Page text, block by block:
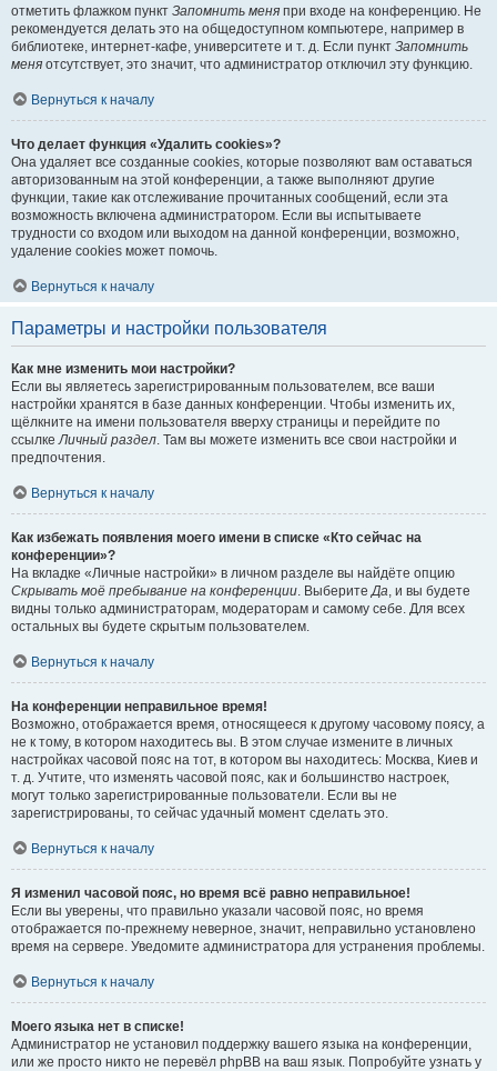
отметить флажком пункт Запомнить меня при входе на конференцию. Не
рекомендуется делать это на общедоступном компьютере, например в
библиотеке, интернет-кафе, университете и т. д. Если пункт Запомнить
меня отсутствует, это значит, что администратор отключил эту функцию.
Вернуться к началу
Что делает функция «Удалить cookies»?
Она удаляет все созданные cookies, которые позволяют вам оставаться
авторизованным на этой конференции, а также выполняют другие
функции, такие как отслеживание прочитанных сообщений, если эта
возможность включена администратором. Если вы испытываете
трудности со входом или выходом на данной конференции, возможно,
удаление cookies может помочь.
Вернуться к началу
Параметры и настройки пользователя
Как мне изменить мои настройки?
Если вы являетесь зарегистрированным пользователем, все ваши
настройки хранятся в базе данных конференции. Чтобы изменить их,
щёлкните на имени пользователя вверху страницы и перейдите по
ссылкеЛичный раздел. Там вы можете изменить все свои настройки и
предпочтения.
Вернуться к началу
Как избежать появления моего имени в списке «Кто сейчас на
конференции»?
На вкладке «Личные настройки» в личном разделе вы найдёте опцию
Скрывать моё пребывание на конференции. ВыберитеДа, и вы будете
видны только администраторам, модераторам и самому себе. Для всех
остальных вы будете скрытым пользователем.
Вернуться к началу
На конференции неправильное время!
Возможно, отображается время, относящееся к другому часовому поясу, а
не к тому, в котором находитесь вы. В этом случае измените в личных
настройках часовой пояс на тот, в котором вы находитесь: Москва, Киев и
т. д. Учтите, что изменять часовой пояс, как и большинство настроек,
могут только зарегистрированные пользователи. Если вы не
зарегистрированы, то сейчас удачный момент сделать это.
Вернуться к началу
Я изменил часовой пояс, но время всё равно неправильное!
Если вы уверены, что правильно указали часовой пояс, но время
отображается по-прежнему неверное, значит, неправильно установлено
время на сервере. Уведомите администратора для устранения проблемы.
Вернуться к началу
Моего языка нет в списке!
Администратор не установил поддержку вашего языка на конференции,
или же просто никто не перевёл phpBB на ваш язык. Попробуйте узнать у